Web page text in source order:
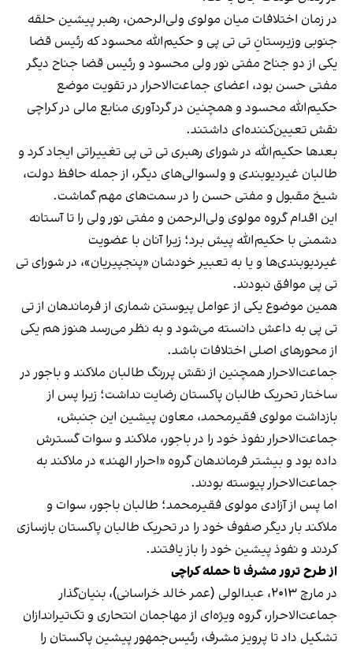
در زمان اختلافات میان مولوی ولی‌الرحمن، رهبر پیشین حلقه
جنوبی وزیرستانِ تی تی پی و حکیم‌الله محسود که رئیس قضا
یکی از دو جناح مفتی نور ولی محسود و رئیس قضا جناح دیگر
مفتی حسن بود، اعضای جماعت‌الاحرار در تقویت موضع
حکیم‌الله محسود و همچنین در گردآوری منابع مالی در کراچی
نقش تعیین‌کننده‌ای داشتند.
بعدها حکیم‌الله در شورای رهبری تی تی پی تغییراتی ایجاد کرد و
طالبان غیردیوبندی و ولسوالی‌های دیگر، از جمله حافظ دولت،
شیخ مقبول و مفتی حسن را در سمت‌های مهم گماشت.
این اقدام گروه مولوی ولی‌الرحمن و مفتی نور ولی را تا آستانه
دشمنی با حکیم‌الله پیش برد؛ زیرا آنان با عضویت
غیردیوبندی‌ها و یا به تعبیر خودشان «پنجپیریان»، در شورای تی
تی پی موافق نبودند.
همین موضوع یکی از عوامل پیوستن شماری از فرماندهان از تی
تی پی به داعش دانسته می‌شود و به نظر می‌رسد هنوز هم یکی
از محورهای اصلی اختلافات باشد.
جماعت‌الاحرار همچنین از نقش پررنگ طالبان ملاکند و باجور در
ساختار تحریک طالبان پاکستان رضایت نداشت؛ زیرا پس از
بازداشت مولوی فقیرمحمد، معاون پیشین این جنبش،
جماعت‌الاحرار نفوذ خود را در باجور، ملاکند و سوات گسترش
داده بود و بیشتر فرماندهان گروه «احرار الهند» در ملاکند به
جماعت‌الاحرار پیوسته بودند.
اما پس از آزادی مولوی فقیرمحمد؛ طالبان باجور، سوات و
ملاکند بار دیگر صفوف خود را در تحریک طالبان پاکستان بازسازی
کردند و نفوذ پیشین خود را باز یافتند.
از طرح ترور مشرف تا حمله کراچی
در مارچ ۲۰۱۳، عبدالولی (عمر خالد خراسانی)، بنیان‌گذار
جماعت‌الاحرار، گروه ویژه‌ای از مهاجمان انتحاری و تک‌تیراندازان
تشکیل داد تا پرویز مشرف، رئیس‌جمهور پیشین پاکستان را